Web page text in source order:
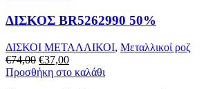
ΔΙΣΚΟΣ BR5262990 50%
ΔΙΣΚΟΙ ΜΕΤΑΛΛΙΚΟΙ, Mεταλλικοί ροζ
€74,00 Original
price
€37,00Η
τρέχουσα
Προσθήκη στο καλάθι